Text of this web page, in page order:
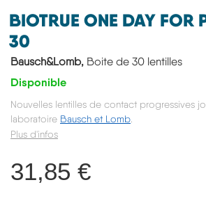
BIOTRUE ONE DAY FOR
30
Bausch&Lomb, Boite de 30 lentilles
Disponible
Nouvelles lentilles de contact progressives
laboratoire Bausch et Lomb
Plus d'infos
31,85 €